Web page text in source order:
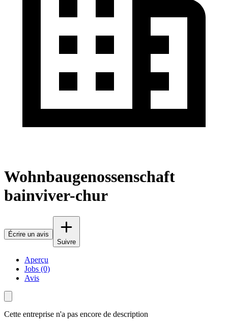
Wohnbaugenossenschaft
bainviver-chur
Écrire un avis
Suivre
Aperçu
Jobs (0)
Avis
Cette entreprise n'a pas encore de description